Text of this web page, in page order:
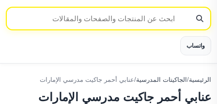
واتساب
الرئيسية/ الجاكيتات المدرسية/عنابي أحمر جاكيت مدرسي الإمارات
عنابي أحمر جاكيت مدرسي الإمارات